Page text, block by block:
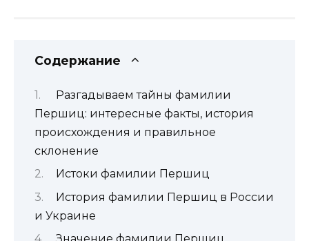
Содержание
Разгадываем тайны фамилии
Першиц: интересные факты, история
происхождения и правильное
склонение
Истоки фамилии Першиц
История фамилии Першиц в России
и Украине